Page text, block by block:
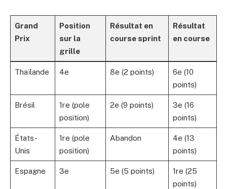
Grand
Prix
Position
sur la
grille
Résultat en
course sprint
Résultat
en course
Thaïlande 4e 8e (2 points)
6e (10
points)
Brésil
1re (pole
position)
2e (9 points)
3e (16
points)
États-
Unis
1re (pole
position)
Abandon
4e (13
points)
Espagne 3e 5e (5 points)
1re (25
points)